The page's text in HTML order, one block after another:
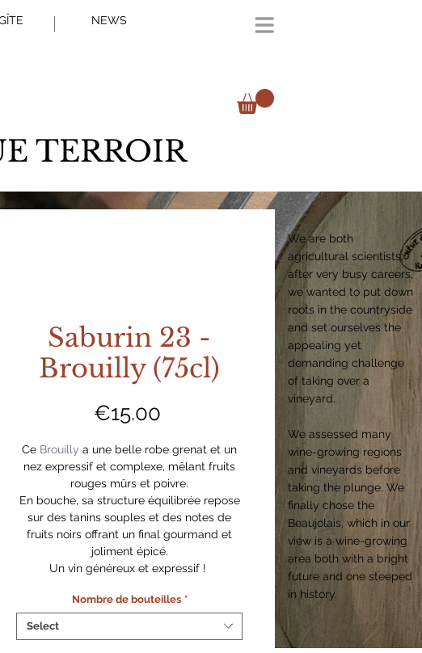
NEWS
TERROIR
We are both
agricultural scientists;
after very busy careers,
we wanted to put down
roots in the countryside
and set ourselves the
appealing yet
demanding challenge
of taking over a
vineyard.
We assessed many
wine-growing regions
and vineyards before
taking the plunge. We
finally chose the
Beaujolais, which in our
view is a wine-growing
area both with a bright
future and one steeped
in history.
Saburin 23 -
Brouilly (75cl)
€15.00
Ce Brouilly a une belle robe grenat et un
nez expressif et complexe, mêlant fruits
rouges mûrs et poivre.
En bouche, sa structure équilibrée repose
sur des tanins souples et des notes de
fruits noirs offrant un final gourmand et
joliment épicé.
Un vin généreux et expressif !
Nombre de bouteilles *
Select